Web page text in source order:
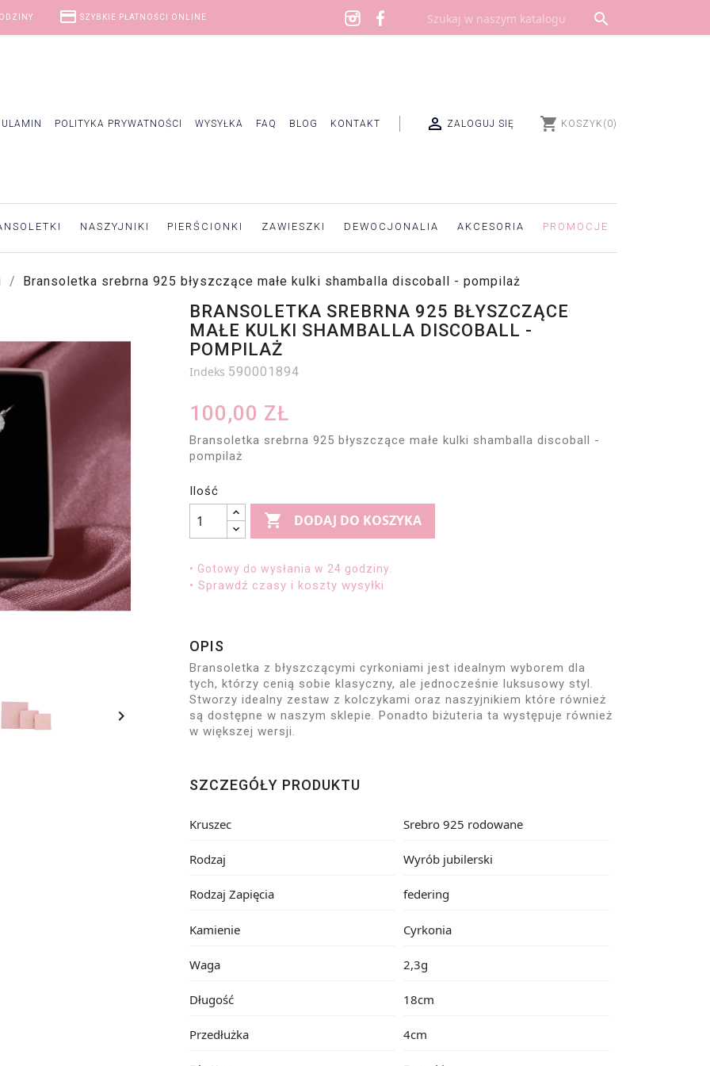
credit_card SZYBKIE PŁATNOŚCI ONLINE 
POLITYKA PRYWATNOŚCI WYSYŁKA FAQ BLOG KONTAKT  ZALOGUJ SIĘ shopping_cart KOSZYK (0)
NASZYJNIKI PIERŚCIONKI ZAWIESZKI DEWOCJONALIA AKCESORIA PROMOCJE
Bransoletka srebrna 925 błyszczące małe kulki shamballa discoball - pompilaż

BRANSOLETKA SREBRNA 925 BŁYSZCZĄCE
MAŁE KULKI SHAMBALLA DISCOBALL -
POMPILAŻ
Indeks 590001894
100,00 ZŁ
Bransoletka srebrna 925 błyszczące małe kulki shamballa discoball -
pompilaż
Ilość
 DODAJ DO KOSZYKA
• Gotowy do wysłania w 24 godziny.
• Sprawdź czasy i koszty wysyłki
OPIS
Bransoletka z błyszczącymi cyrkoniami jest idealnym wyborem dla
tych, którzy cenią sobie klasyczny, ale jednocześnie luksusowy styl.
Stworzy idealny zestaw z kolczykami oraz naszyjnikiem które również
są dostępne w naszym sklepie. Ponadto biżuteria ta występuje również
w większej wersji.
SZCZEGÓŁY PRODUKTU
Kruszec Srebro 925 rodowane
Rodzaj Wyrób jubilerski
Rodzaj Zapięcia federing
Kamienie Cyrkonia
Waga 2,3g
Długość 18cm
Przedłużka 4cm